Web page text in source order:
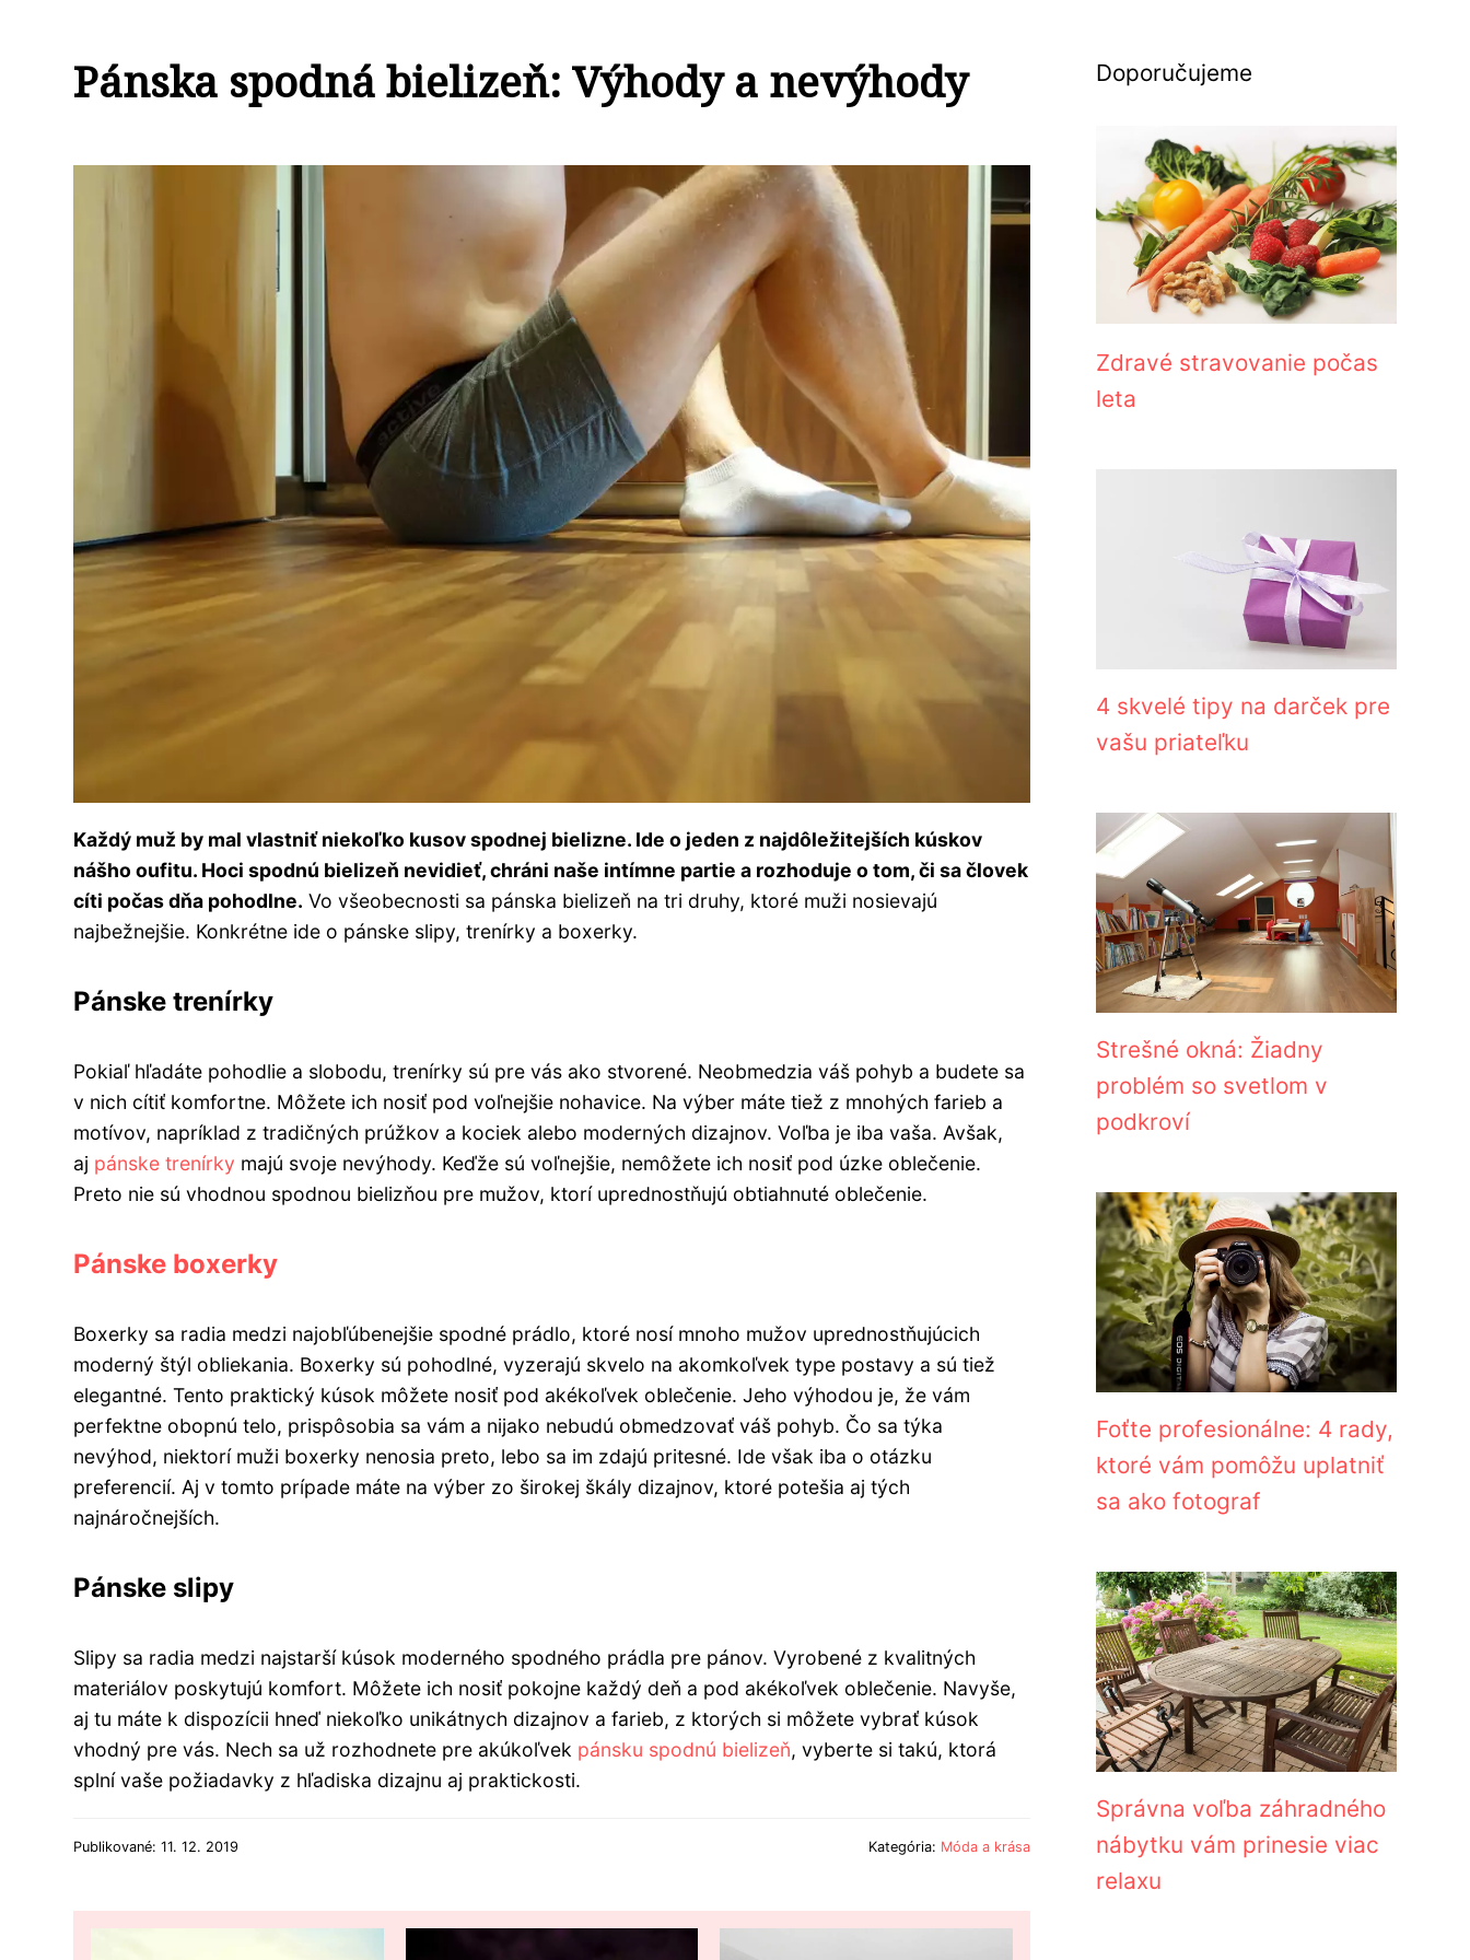
Pánska spodná bielizeň: Výhody a nevýhody
Každý muž by mal vlastniť niekoľko kusov spodnej bielizne. Ide o jeden z najdôležitejších kúskov
nášho oufitu. Hoci spodnú bielizeň nevidieť, chráni naše intímne partie a rozhoduje o tom, či sa človek
cíti počas dňa pohodlne. Vo všeobecnosti sa pánska bielizeň na tri druhy, ktoré muži nosievajú
najbežnejšie. Konkrétne ide o pánske slipy, trenírky a boxerky.
Pánske trenírky
Pokiaľ hľadáte pohodlie a slobodu, trenírky sú pre vás ako stvorené. Neobmedzia váš pohyb a budete sa
v nich cítiť komfortne. Môžete ich nosiť pod voľnejšie nohavice. Na výber máte tiež z mnohých farieb a
motívov, napríklad z tradičných prúžkov a kociek alebo moderných dizajnov. Voľba je iba vaša. Avšak,
aj pánske trenírky majú svoje nevýhody. Keďže sú voľnejšie, nemôžete ich nosiť pod úzke oblečenie.
Preto nie sú vhodnou spodnou bielizňou pre mužov, ktorí uprednostňujú obtiahnuté oblečenie.
Pánske boxerky
Boxerky sa radia medzi najobľúbenejšie spodné prádlo, ktoré nosí mnoho mužov uprednostňujúcich
moderný štýl obliekania. Boxerky sú pohodlné, vyzerajú skvelo na akomkoľvek type postavy a sú tiež
elegantné. Tento praktický kúsok môžete nosiť pod akékoľvek oblečenie. Jeho výhodou je, že vám
perfektne obopnú telo, prispôsobia sa vám a nijako nebudú obmedzovať váš pohyb. Čo sa týka
nevýhod, niektorí muži boxerky nenosia preto, lebo sa im zdajú pritesné. Ide však iba o otázku
preferencií. Aj v tomto prípade máte na výber zo širokej škály dizajnov, ktoré potešia aj tých
najnáročnejších.
Pánske slipy
Slipy sa radia medzi najstarší kúsok moderného spodného prádla pre pánov. Vyrobené z kvalitných
materiálov poskytujú komfort. Môžete ich nosiť pokojne každý deň a pod akékoľvek oblečenie. Navyše,
aj tu máte k dispozícii hneď niekoľko unikátnych dizajnov a farieb, z ktorých si môžete vybrať kúsok
vhodný pre vás. Nech sa už rozhodnete pre akúkoľvek pánsku spodnú bielizeň, vyberte si takú, ktorá
splní vaše požiadavky z hľadiska dizajnu aj praktickosti.
Publikované: 11. 12. 2019 Kategória: Móda a krása
Doporučujeme
Zdravé stravovanie počas
leta
4 skvelé tipy na darček pre
vašu priateľku
Strešné okná: Žiadny
problém so svetlom v
podkroví
Foťte profesionálne: 4 rady,
ktoré vám pomôžu uplatniť
sa ako fotograf
Správna voľba záhradného
nábytku vám prinesie viac
relaxu